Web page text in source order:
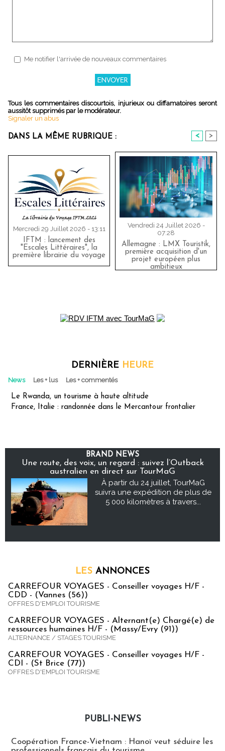
Me notifier l'arrivée de nouveaux commentaires
Tous les commentaires discourtois, injurieux ou diffamatoires seront
aussitôt supprimés par le modérateur.
Signaler un abus
DANS LA MÊME RUBRIQUE : < >
Mercredi 29 Juillet 2026 - 13:11
IFTM : lancement des
"Escales Littéraires", la
première librairie du voyage
Vendredi 24 Juillet 2026 -
07:28
Allemagne : LMX Touristik,
première acquisition d'un
projet européen plus
ambitieux
DERNIÈRE HEURE
News Les + lus Les + commentés
Le Rwanda, un tourisme à haute altitude
France, Italie : randonnée dans le Mercantour frontalier
BRAND NEWS
Une route, des voix, un regard : suivez l’Outback
australien en direct sur TourMaG
À partir du 24 juillet, TourMaG
suivra une expédition de plus de
5 000 kilomètres à travers...
LES ANNONCES
CARREFOUR VOYAGES - Conseiller voyages H/F -
CDD - (Vannes (56))
OFFRES D'EMPLOI TOURISME
CARREFOUR VOYAGES - Alternant(e) Chargé(e) de
ressources humaines H/F - (Massy/Evry (91))
ALTERNANCE / STAGES TOURISME
CARREFOUR VOYAGES - Conseiller voyages H/F -
CDI - (St Brice (77))
OFFRES D'EMPLOI TOURISME
PUBLI-NEWS
Coopération France-Vietnam : Hanoï veut séduire les